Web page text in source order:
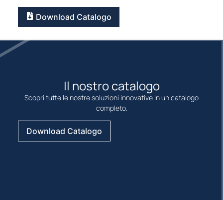
Download Catalogo
Il nostro catalogo
Scopri tutte le nostre soluzioni innovative in un catalogo
completo.
Download Catalogo